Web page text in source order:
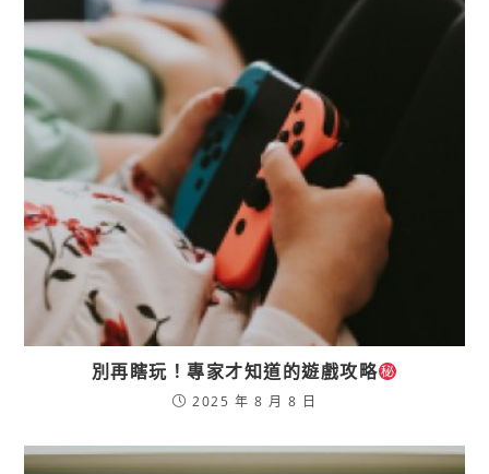
別再瞎玩！專家才知道的遊戲攻略
2025 年 8 月 8 日